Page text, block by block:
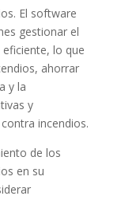
El software
gestionar el
lo que
ahorrar
y la
y
incendios.
de los
en su